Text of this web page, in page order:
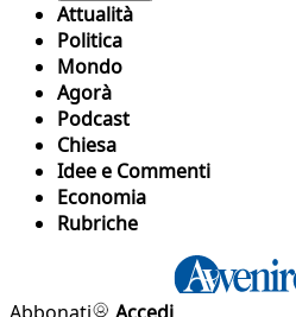
Attualità
Politica
Mondo
Agorà
Podcast
Chiesa
Idee e Commenti
Economia
Rubriche